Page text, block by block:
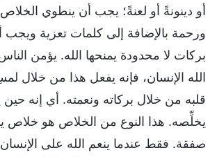
أو دينونةً أو لعنةً؛ يجب أن ينطوي
ورحمة بالإضافة إلى كلمات تعزية
بركات لا محدودة يمنحها الله. يؤمن
الله الإنسان، فإنه يفعل هذا من خلال
قلبه من خلال بركاته ونعمته. أي إنه
يخلِّصه. هذا النوع من الخلاص هو خلاص
صفقة. فقط عندما ينعم الله على